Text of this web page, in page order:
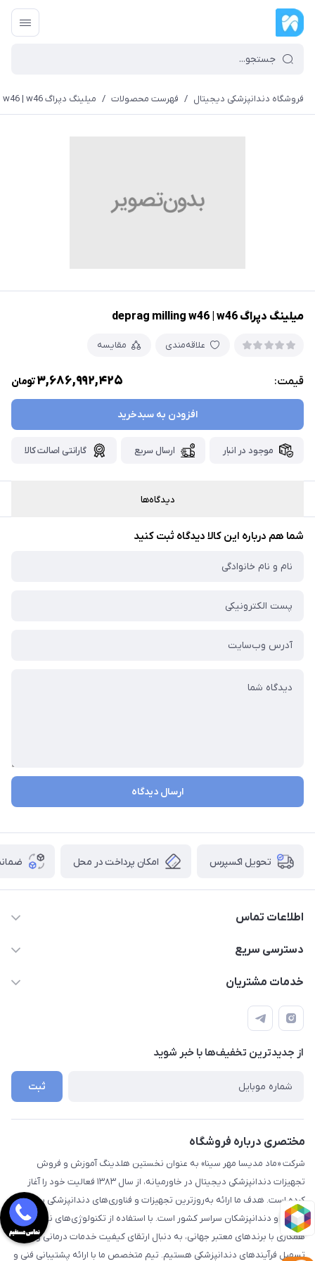
فروشگاه دندانپزشکی دیجیتال / فهرست محصولات / میلینگ دپراگ deprag milling w46 | w46
میلینگ دپراگ deprag milling w46 | w46
علاقه‌مندی مقایسه
قیمت: 3,686,992,425تومان
افزودن به سبدخرید
موجود در انبار ارسال سریع گارانتی اصالت کالا
دیدگاه‌ها
شما هم درباره این کالا دیدگاه ثبت کنید
ارسال دیدگاه
تحویل اکسپرس امکان پرداخت در محل
اطلاعات تماس
09112255977- 02191035419
دسترسی سریع
حساب کاربری
لیست محصولات
درباره ما
خدمات مشتریان
قوانین و مقررات
راهنما
از جدید‌ترین تخفیف‌ها با‌ خبر شوید
ثبت
مختصری درباره فروشگاه
شرکت «ماد مدیسا مهر سینا» به عنوان نخستین هلدینگ آموزش و فروش
تجهیزات دندانپزشکی دیجیتال در خاورمیانه، از سال ۱۳۸۳ فعالیت خود را آغاز
کرده است. هدف ما ارائه به‌روزترین تجهیزات و فناوری‌های دندانپزشکی به مراکز
درمانی و دندانپزشکان سراسر کشور است. با استفاده از تکنولوژی‌های نوین و
همکاری با برندهای معتبر جهانی، به دنبال ارتقای کیفیت خدمات درمانی و
تسهیل فرآیندهای دندانپزشکی هستیم. تیم متخصص ما با ارائه پشتیبانی فنی و